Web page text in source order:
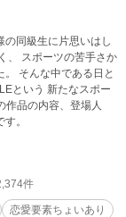
の同級生に片思いはし
、 スポーツの苦手さか
と
という 新たなスポー
。
件
恋愛要素ちょいあり